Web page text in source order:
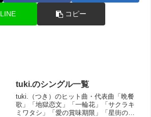
LINE コピー
tuki.のシングル一覧
tuki.（つき）のヒット曲・代表曲「晩餐
歌」「地獄恋文」「一輪花」「サクラキ
ミワタシ」「愛の賞味期限」「星街の駅